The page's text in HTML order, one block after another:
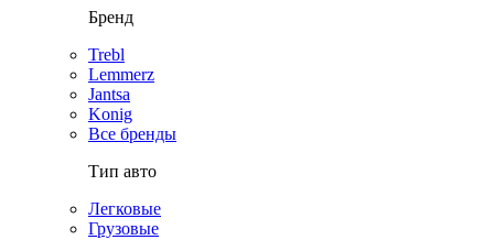
Бренд
Trebl
Lemmerz
Jantsa
Konig
Все бренды
Тип авто
Легковые
Грузовые